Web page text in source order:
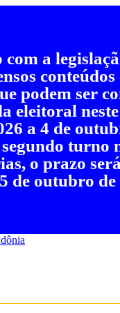
com a
conteúdos
podem ser
eleitoral neste
a 4 de
turno
o prazo
de outubro de